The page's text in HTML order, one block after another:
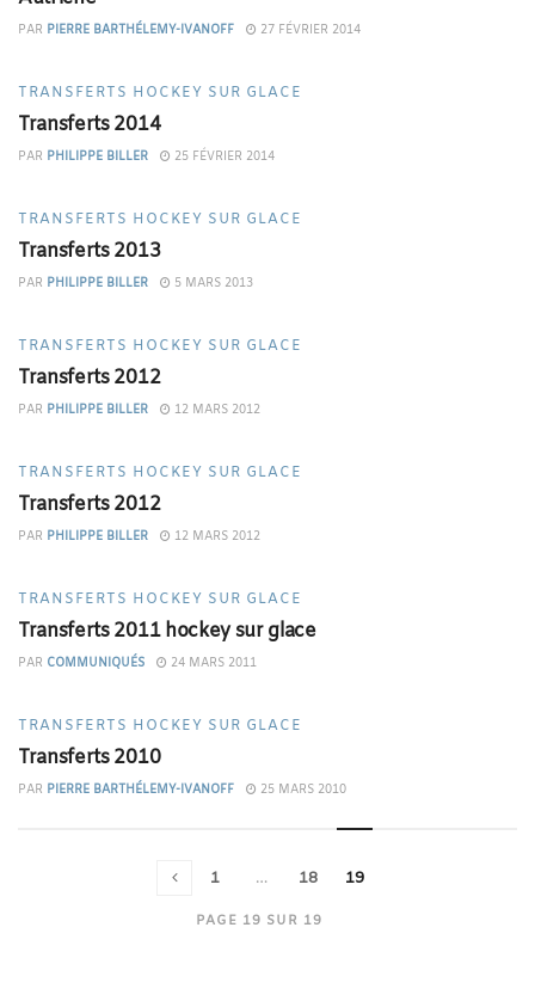
PAR PIERRE BARTHÉLEMY-IVANOFF 27 FÉVRIER 2014
TRANSFERTS HOCKEY SUR GLACE
Transferts 2014
PAR PHILIPPE BILLER 25 FÉVRIER 2014
TRANSFERTS HOCKEY SUR GLACE
Transferts 2013
PAR PHILIPPE BILLER 5 MARS 2013
TRANSFERTS HOCKEY SUR GLACE
Transferts 2012
PAR PHILIPPE BILLER 12 MARS 2012
TRANSFERTS HOCKEY SUR GLACE
Transferts 2012
PAR PHILIPPE BILLER 12 MARS 2012
TRANSFERTS HOCKEY SUR GLACE
Transferts 2011 hockey sur glace
PAR COMMUNIQUÉS 24 MARS 2011
TRANSFERTS HOCKEY SUR GLACE
Transferts 2010
PAR PIERRE BARTHÉLEMY-IVANOFF 25 MARS 2010
PAGE 19 SUR 19
1 … 18 19